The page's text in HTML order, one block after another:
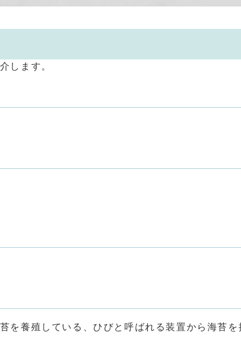
します。
を養殖している、ひびと呼ばれる装置から海苔